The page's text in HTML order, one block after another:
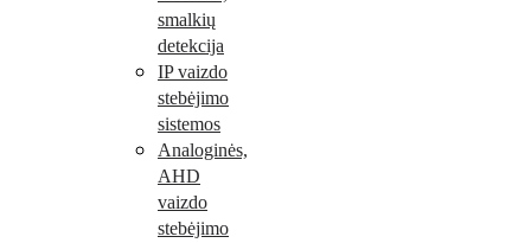
smalkių
detekcija
IP vaizdo
stebėjimo
sistemos
Analoginės,
AHD
vaizdo
stebėjimo